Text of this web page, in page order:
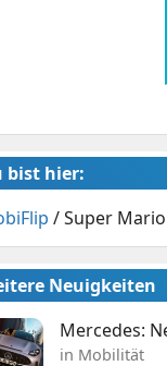
bist hier:
/Super
Neuigkeiten
Mercedes:
in Mobilität